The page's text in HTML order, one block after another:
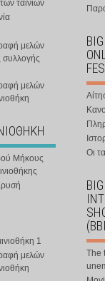
ταινιών
μελών
συλλογής
μελών
Μήκους
1
μελών
Οι
The